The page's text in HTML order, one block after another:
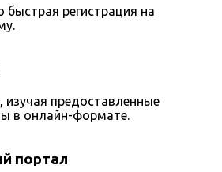
регистрация на
изучая предоставленные
в онлайн-формате.
портал